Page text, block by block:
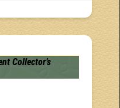
Collector’s